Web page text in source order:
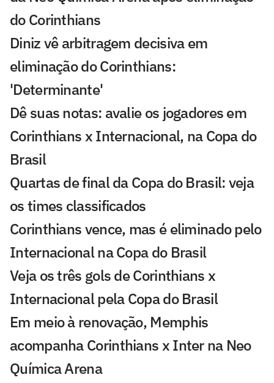
do Corinthians
Diniz vê arbitragem decisiva em
eliminação do Corinthians:
'Determinante'
Dê suas notas: avalie os jogadores em
Corinthians x Internacional, na Copa do
Brasil
Quartas de final da Copa do Brasil: veja
os times classificados
Corinthians vence, mas é eliminado pelo
Internacional na Copa do Brasil
Veja os três gols de Corinthians x
Internacional pela Copa do Brasil
Em meio à renovação, Memphis
acompanha Corinthians x Inter na Neo
Química Arena